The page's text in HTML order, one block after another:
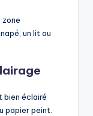
zone
un lit ou
bien éclairé
papier peint.